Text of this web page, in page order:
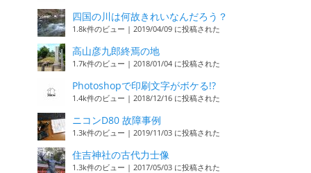
四国の川は何故きれいなんだろう？
1.8k件のビュー | 2019/04/09 に投稿された
高山彦九郎終焉の地
1.7k件のビュー | 2018/01/04 に投稿された
Photoshopで印刷文字がボケる!?
1.4k件のビュー | 2018/12/16 に投稿された
ニコンD80 故障事例
1.3k件のビュー | 2019/11/03 に投稿された
住吉神社の古代力士像
1.3k件のビュー | 2017/05/03 に投稿された